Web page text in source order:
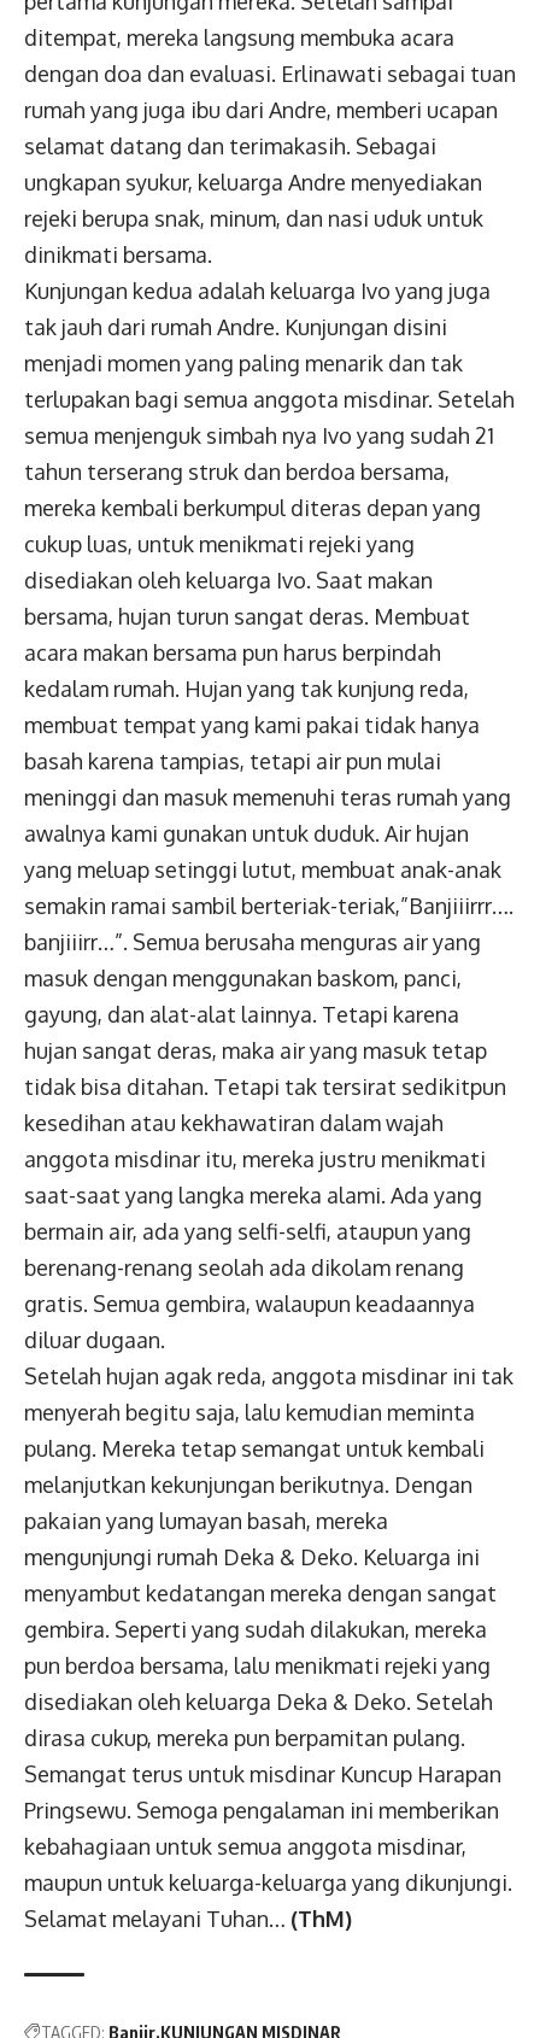
ditempat, mereka langsung membuka acara
dengan doa dan evaluasi. Erlinawati sebagai tuan
rumah yang juga ibu dari Andre, memberi ucapan
selamat datang dan terimakasih. Sebagai
ungkapan syukur, keluarga Andre menyediakan
rejeki berupa snak, minum, dan nasi uduk untuk
dinikmati bersama.
Kunjungan kedua adalah keluarga Ivo yang juga
tak jauh dari rumah Andre. Kunjungan disini
menjadi momen yang paling menarik dan tak
terlupakan bagi semua anggota misdinar. Setelah
semua menjenguk simbah nya Ivo yang sudah 21
tahun terserang struk dan berdoa bersama,
mereka kembali berkumpul diteras depan yang
cukup luas, untuk menikmati rejeki yang
disediakan oleh keluarga Ivo. Saat makan
bersama, hujan turun sangat deras. Membuat
acara makan bersama pun harus berpindah
kedalam rumah. Hujan yang tak kunjung reda,
membuat tempat yang kami pakai tidak hanya
basah karena tampias, tetapi air pun mulai
meninggi dan masuk memenuhi teras rumah yang
awalnya kami gunakan untuk duduk. Air hujan
yang meluap setinggi lutut, membuat anak-anak
semakin ramai sambil berteriak-teriak,”Banjiiirrr….
banjiiirr…”. Semua berusaha menguras air yang
masuk dengan menggunakan baskom, panci,
gayung, dan alat-alat lainnya. Tetapi karena
hujan sangat deras, maka air yang masuk tetap
tidak bisa ditahan. Tetapi tak tersirat sedikitpun
kesedihan atau kekhawatiran dalam wajah
anggota misdinar itu, mereka justru menikmati
saat-saat yang langka mereka alami. Ada yang
bermain air, ada yang selfi-selfi, ataupun yang
berenang-renang seolah ada dikolam renang
gratis. Semua gembira, walaupun keadaannya
diluar dugaan.
Setelah hujan agak reda, anggota misdinar ini tak
menyerah begitu saja, lalu kemudian meminta
pulang. Mereka tetap semangat untuk kembali
melanjutkan kekunjungan berikutnya. Dengan
pakaian yang lumayan basah, mereka
mengunjungi rumah Deka & Deko. Keluarga ini
menyambut kedatangan mereka dengan sangat
gembira. Seperti yang sudah dilakukan, mereka
pun berdoa bersama, lalu menikmati rejeki yang
disediakan oleh keluarga Deka & Deko. Setelah
dirasa cukup, mereka pun berpamitan pulang.
Semangat terus untuk misdinar Kuncup Harapan
Pringsewu. Semoga pengalaman ini memberikan
kebahagiaan untuk semua anggota misdinar,
maupun untuk keluarga-keluarga yang dikunjungi.
Selamat melayani Tuhan… (ThM)
TAGGED: Banjir KUNJUNGAN MISDINAR